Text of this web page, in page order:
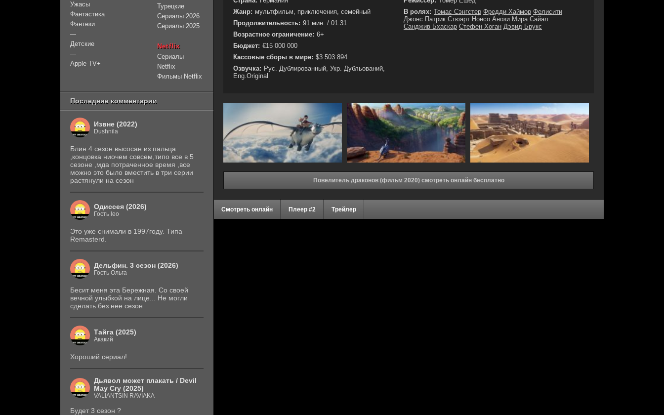
Жанр: мультфильм, приключения, семейный
Продолжительность: 91 мин. / 01:31
Возрастное ограничение: 6+
Бюджет: €15 000 000
Кассовые сборы в мире: $3 503 894
Озвучка: Рус. Дублированный, Укр. Дубльований,
Eng.Original
В ролях: Томас Сэнгстер Фредди Хаймор Фелисити
Джонс Патрик Стюарт Нонсо Анози Мира Сайал
Санджив Бхаскар Стефен Хоган Дэвид Брукс
Повелитель драконов (фильм 2020) смотреть онлайн бесплатно
Смотреть онлайн Плеер #2 Трейлер
Ужасы
Фантастика
Фэнтези
—
Детские
—
Apple TV+
Турецкие
Сериалы 2026
Сериалы 2025
Netflix
Сериалы
Netflix
Фильмы Netflix
Последние комментарии
Извне (2022)
Dushnila
Блин 4 сезон высосан из пальца
,концовка ниочем совсем,типо все в 5
сезоне ,мда потраченное время ,все
можно это было вместить в три серии
растянули на сезон
Одиссея (2026)
Гость leo
Это уже снимали в 1997году. Типа
Remasterd.
Дельфин. 3 сезон (2026)
Гость Ольга
Бесит меня эта Бережная. Со своей
вечной улыбкой на лице... Не могли
сделать без нее сезон
Тайга (2025)
Акакий
Хороший сериал!
Дьявол может плакать / Devil
May Cry (2025)
VALIANTSIN RAVIAKA
Будет 3 сезон ?